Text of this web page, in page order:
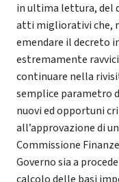
in ultima lettura, del
atti migliorativi che,
emendare il decreto
estremamente
continuare nella
semplice parametro
nuovi ed opportuni
all’approvazione di
Commissione
Governo sia a